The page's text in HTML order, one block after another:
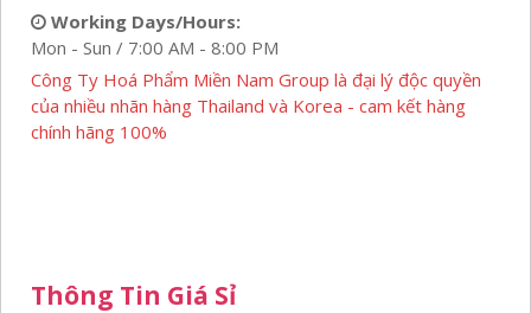
Working Days/Hours:
Mon - Sun / 7:00 AM - 8:00 PM
Công Ty Hoá Phẩm Miền Nam Group là đại lý độc quyền
của nhiều nhãn hàng Thailand và Korea - cam kết hàng
chính hãng 100%
Thông Tin Giá Sỉ